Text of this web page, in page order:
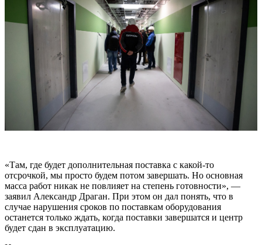
«Там, где будет дополнительная поставка с какой-то
отсрочкой, мы просто будем потом завершать. Но основная
масса работ никак не повлияет на степень готовности», —
заявил Александр Драган. При этом он дал понять, что в
случае нарушения сроков по поставкам оборудования
останется только ждать, когда поставки завершатся и центр
будет сдан в эксплуатацию.